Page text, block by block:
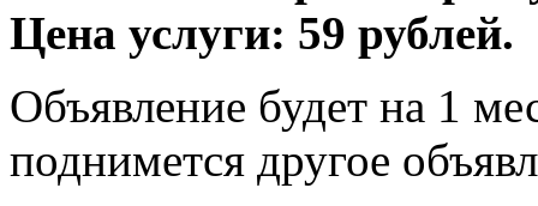
Цена услуги: 59 рублей.
Объявление будет на 1
поднимется другое